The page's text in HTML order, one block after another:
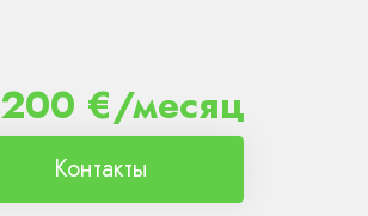
200 €/месяц
Контакты